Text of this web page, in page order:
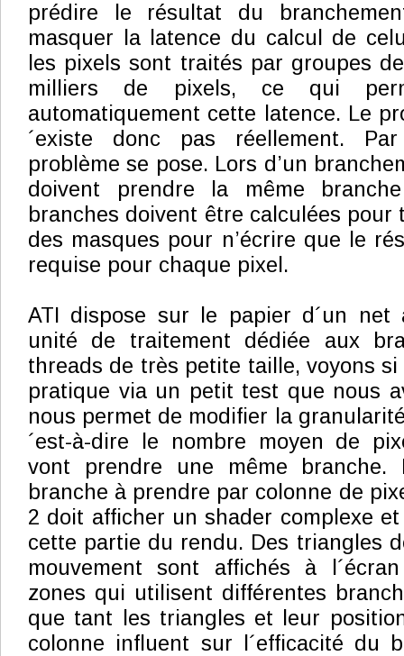
prédire le résultat du
masquer la latence du calcul de
les pixels sont traités par groupes
milliers de pixels, ce qui
automatiquement cette latence. Le
´existe donc pas réellement.
problème se pose. Lors d’un
doivent prendre la même
branches doivent être calculées pour
des masques pour n’écrire que le
requise pour chaque pixel.
ATI dispose sur le papier d´un net
unité de traitement dédiée aux
threads de très petite taille, voyons
pratique via un petit test que nous
nous permet de modifier la
´est-à-dire le nombre moyen de
vont prendre une même branche.
branche à prendre par colonne de
2 doit afficher un shader complexe
cette partie du rendu. Des triangles
mouvement sont affichés à
zones qui utilisent différentes
que tant les triangles et leur
colonne influent sur l´efficacité du